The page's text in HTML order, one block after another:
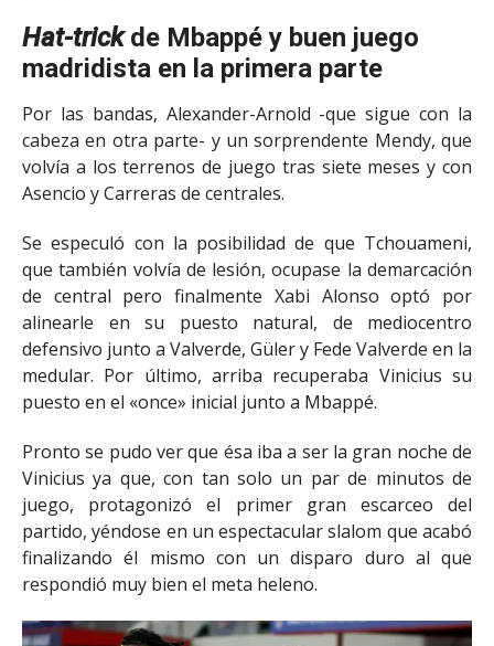
Hat-trickde Mbappé y buen juego
madridista en la primera parte
Por las bandas, Alexander-Arnold -que sigue con la
cabeza en otra parte- y un sorprendente Mendy, que
volvía a los terrenos de juego tras siete meses y con
Asencio y Carreras de centrales.
Se especuló con la posibilidad de que Tchouameni,
que también volvía de lesión, ocupase la demarcación
de central pero finalmente Xabi Alonso optó por
alinearle en su puesto natural, de mediocentro
defensivo junto a Valverde, Güler y Fede Valverde en la
medular. Por último, arriba recuperaba Vinicius su
puesto en el «once» inicial junto a Mbappé.
Pronto se pudo ver que ésa iba a ser la gran noche de
Vinicius ya que, con tan solo un par de minutos de
juego, protagonizó el primer gran escarceo del
partido, yéndose en un espectacular slalom que acabó
finalizando él mismo con un disparo duro al que
respondió muy bien el meta heleno.